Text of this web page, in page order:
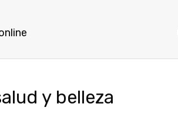
y belleza